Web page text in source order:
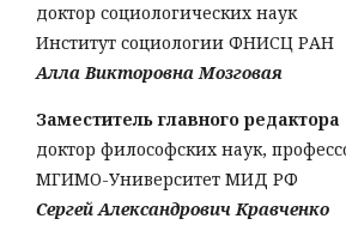
доктор социологических наук
Институт социологии ФНИСЦ РАН
Алла Викторовна Мозговая
Заместитель главного редактора
доктор философских наук,
МГИМО-Университет МИД РФ
Сергей Александрович Кравченко